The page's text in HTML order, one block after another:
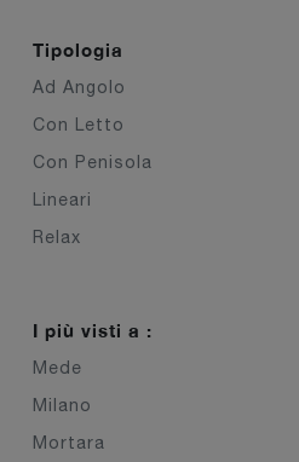
Tipologia
Ad Angolo
Con Letto
Con Penisola
Lineari
Relax
I più visti a :
Mede
Milano
Mortara